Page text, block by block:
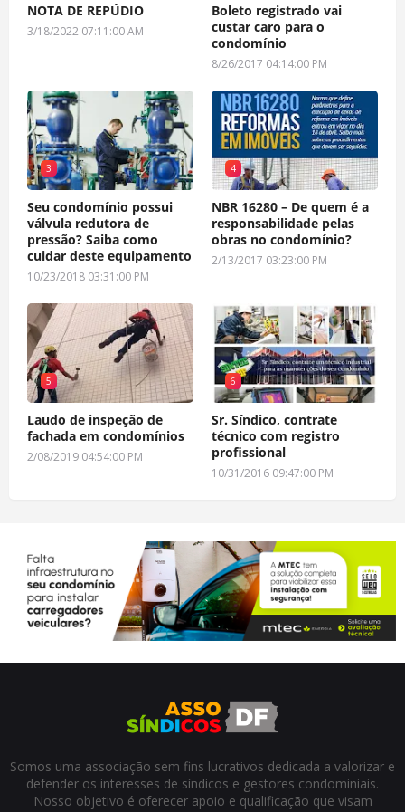
NOTA DE REPÚDIO
3/18/2022 07:11:00 AM
Boleto registrado vai
custar caro para o
condomínio
8/26/2017 04:14:00 PM
3
Seu condomínio possui
válvula redutora de
pressão? Saiba como
cuidar deste equipamento
10/23/2018 03:31:00 PM
4
NBR 16280 – De quem é a
responsabilidade pelas
obras no condomínio?
2/13/2017 03:23:00 PM
5
Laudo de inspeção de
fachada em condomínios
2/08/2019 04:54:00 PM
6
Sr. Síndico, contrate
técnico com registro
profissional
10/31/2016 09:47:00 PM
Somos uma associação sem fins lucrativos dedicada a valorizar e
defender os interesses de síndicos e gestores condominiais.
Nosso objetivo é oferecer apoio e qualificação que visam